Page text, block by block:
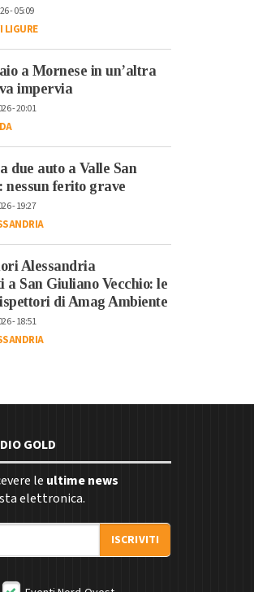
- 05:09
LIGURE
a Mornese in un’altra
impervia
- 20:01
due auto a Valle San
nessun ferito grave
- 19:27
Alessandria
a San Giuliano Vecchio: le
di Amag Ambiente
- 18:51
GOLD
le ultime news
elettronica.
ISCRIVITI